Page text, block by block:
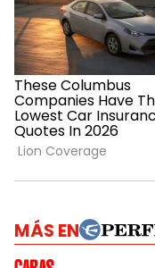
MÁS EN